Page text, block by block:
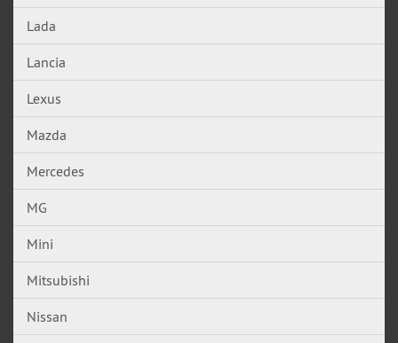
Lada
Lancia
Lexus
Mazda
Mercedes
MG
Mini
Mitsubishi
Nissan